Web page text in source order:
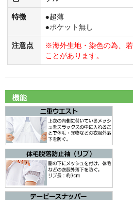
特徴
●超薄
●ポケット無し
注意点
※海外生地・染色の為、
ことがあります。
機能